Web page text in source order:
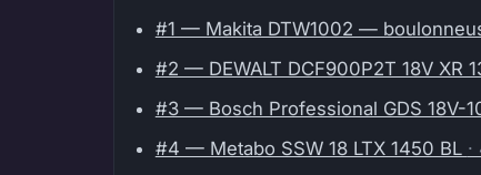
#1 — Makita DTW1002 —
#2 — DEWALT DCF900P2T 18V XR
#3 — Bosch Professional GDS 18V-
#4 — Metabo SSW 18 LTX 1450 BL